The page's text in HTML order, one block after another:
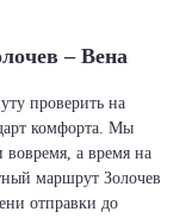
– Вена
проверить на
комфорта. Мы
вовремя, а время на
маршрут Золочев
отправки до